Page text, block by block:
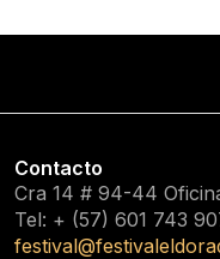
Contacto
Cra 14 # 94-44
Tel: + (57) 601 743